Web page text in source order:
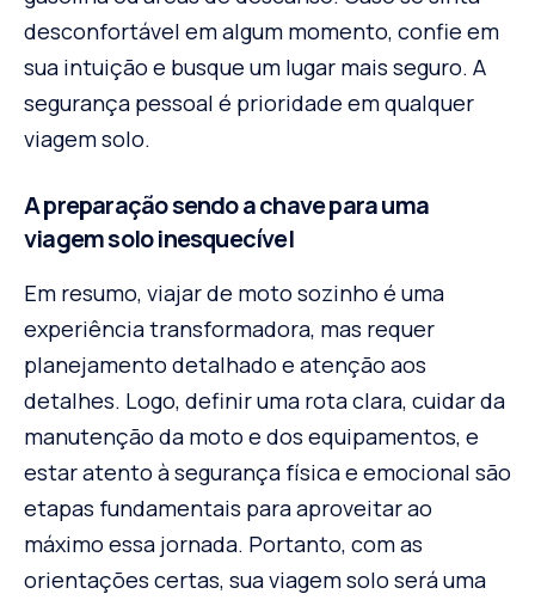
desconfortável em algum momento, confie em
sua intuição e busque um lugar mais seguro. A
segurança pessoal é prioridade em qualquer
viagem solo.
A preparação sendo a chave para uma
viagem solo inesquecível
Em resumo, viajar de moto sozinho é uma
experiência transformadora, mas requer
planejamento detalhado e atenção aos
detalhes. Logo, definir uma rota clara, cuidar da
manutenção da moto e dos equipamentos, e
estar atento à segurança física e emocional são
etapas fundamentais para aproveitar ao
máximo essa jornada. Portanto, com as
orientações certas, sua viagem solo será uma